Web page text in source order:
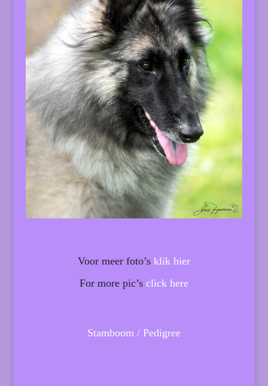
Voor meer foto’s klik hier
For more pic’s click here
Stamboom / Pedigree